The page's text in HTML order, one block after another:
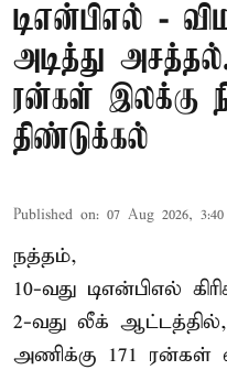
டிஎன்பிஎல் -
அடித்து
ரன்கள் இலக்கு
திண்டுக்கல்
Published on: 07 Aug 2026,
நத்தம்,
10-வது டிஎன்பிஎல்
2-வது லீக்
அணிக்கு 171